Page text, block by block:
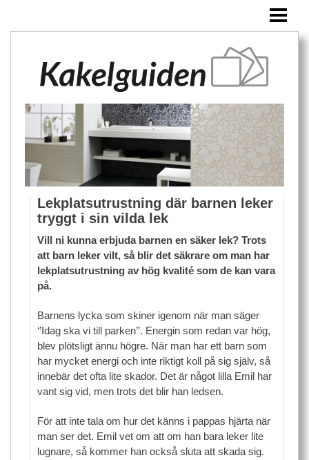
ÖVRIGA PRODUKTER
BLOGG
Lekplatsutrustning där barnen leker
tryggt i sin vilda lek
Vill ni kunna erbjuda barnen en säker lek? Trots
att barn leker vilt, så blir det säkrare om man har
lekplatsutrustning av hög kvalité som de kan vara
på.
Barnens lycka som skiner igenom när man säger
‘’Idag ska vi till parken’’. Energin som redan var hög,
blev plötsligt ännu högre. När man har ett barn som
har mycket energi och inte riktigt koll på sig själv, så
innebär det ofta lite skador. Det är något lilla Emil har
vant sig vid, men trots det blir han ledsen.
För att inte tala om hur det känns i pappas hjärta när
man ser det. Emil vet om att om han bara leker lite
lugnare, så kommer han också sluta att skada sig.